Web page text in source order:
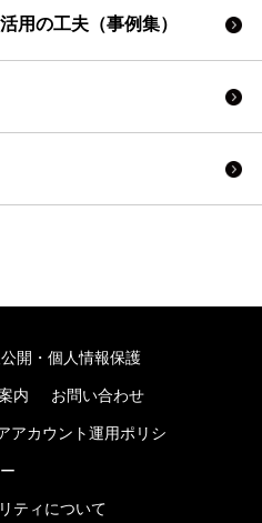
用の工夫（事例集）
開・個人情報保護
内 お問い合わせ
アカウント運用ポリシ
ー
ティについて